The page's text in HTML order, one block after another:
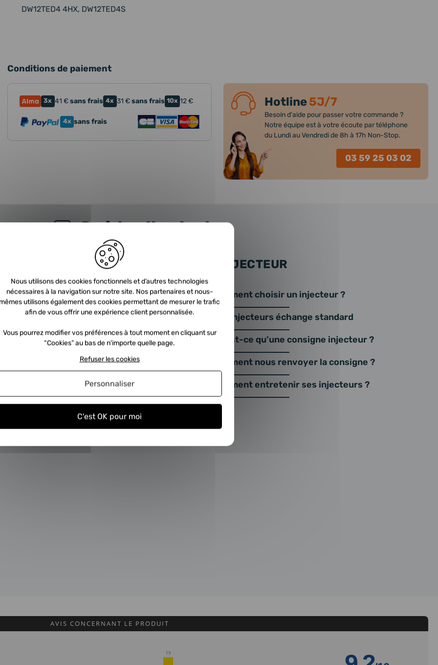
DW12TED4 4HX, DW12TED4S
Conditions de paiement
3x 41 €sans frais 4x 31 €sans frais 10x 12€
4x sans frais
Hotline5J/7
Besoin d'aide pour passer votre commande ?
Notre équipe est à votre écoute par téléphone
du Lundi au Vendredi de 8h à 17h Non-Stop.
03 59 25 03 02
Guide d'achat
choisir un turbo ?
trouve le turbo dans mon véhicule ?
ce qu’une consigne turbo?
nous envoyer la consigne ?
échange standard
FAQ INJECTEUR
Comment choisir un injecteur ?
Nos injecteurs échange standard
Qu’est-ce qu’une consigne injecteur ?
Comment nous renvoyer la consigne ?
Comment entretenir ses injecteurs ?
AVIS CONCERNANT LE PRODUIT
19
Nous utilisons des cookies fonctionnels et d’autres technologies
nécessaires à la navigation sur notre site. Nos partenaires et nous-
mêmes utilisons également des cookies permettant de mesurer le trafic
afin de vous offrir une expérience client personnalisée.
Vous pourrez modifier vos préférences à tout moment en cliquant sur
“Cookies” au bas de n'importe quelle page.
C'est OK pour moi
Refuser les cookies
Personnaliser